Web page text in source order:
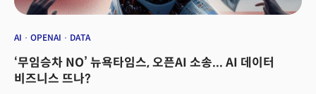
따르면 X의 구독모델 수입이 올해 약 34억달러 규모로 예상되죠. 이전
올해 25억달러 규모로 추정됩니다. 2021년 광고수익 45억달러보다 크게
씨름하고 있습니다. 오픈AI의 주요 대소비자(B2C) 사업인 챗GPT플러스는 월
24달러 유료구독모델이지만, 여전히 마이크로소프트의 서버, 클라우드 등
AI OPENAI DATA
‘무임승차 NO’ 뉴욕타임스, 오픈AI 소송... AI 데이터
비즈니스 뜨나?